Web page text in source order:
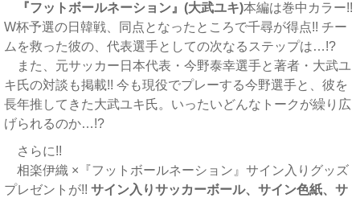
『フットボールネーション』(大武ユキ)本編は巻中カラー!!
W杯予選の日韓戦、同点となったところで千尋が得点!! チー
ムを救った彼の、代表選手としての次なるステップは…!?
また、元サッカー日本代表・今野泰幸選手と著者・大武ユ
キ氏の対談も掲載!! 今も現役でプレーする今野選手と、彼を
長年推してきた大武ユキ氏。いったいどんなトークが繰り広
げられるのか…!?
さらに!!
相楽伊織 ×『フットボールネーション』サイン入りグッズ
プレゼントが!! サイン入りサッカーボール、サイン色紙、サ